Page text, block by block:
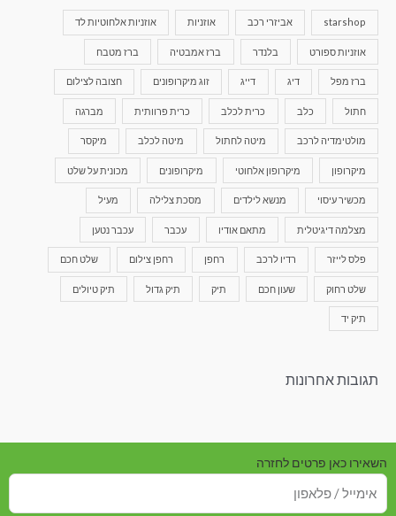
starshop אביזרי רכב אוזניות אוזניות אלחוטיות לד
אוזניות ספורט בלנדר ברז אמבטיה ברז מטבח
ברז מפל דיג דייג זוג מיקרופונים חצובה לצילום
חתול כלב כרית לכלב כרית פרוותית מברגה
מולטימדיה לרכב מיטה לחתול מיטה לכלב מיקסר
מיקרופון מיקרופון אלחוטי מיקרופונים מכונית על שלט
מכשיר עיסוי מנשא לילדים מסכת צלילה מעיל
מצלמה דיגיטלית מתאם אודיו עכבר עכבר נטען
פלס לייזר רדיו לרכב רחפן רחפן צילום שלט חכם
שלט רחוק שעון חכם תיק תיק גדול תיק טיולים
תיק יד
תגובות אחרונות
השאירו כאן פרטים לחזרה